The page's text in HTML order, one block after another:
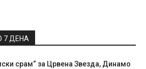
7 ДЕНА
срам“ за Црвена Звезда, Динамо